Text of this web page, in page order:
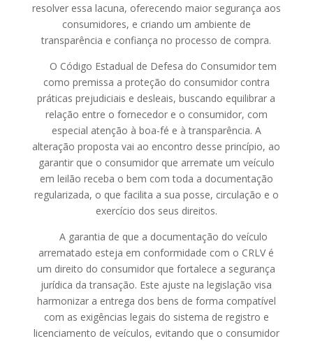
resolver essa lacuna, oferecendo maior segurança aos
consumidores, e criando um ambiente de
transparência e confiança no processo de compra.
O Código Estadual de Defesa do Consumidor tem
como premissa a proteção do consumidor contra
práticas prejudiciais e desleais, buscando equilibrar a
relação entre o fornecedor e o consumidor, com
especial atenção à boa-fé e à transparência. A
alteração proposta vai ao encontro desse princípio, ao
garantir que o consumidor que arremate um veículo
em leilão receba o bem com toda a documentação
regularizada, o que facilita a sua posse, circulação e o
exercício dos seus direitos.
A garantia de que a documentação do veículo
arrematado esteja em conformidade com o CRLV é
um direito do consumidor que fortalece a segurança
jurídica da transação. Este ajuste na legislação visa
harmonizar a entrega dos bens de forma compatível
com as exigências legais do sistema de registro e
licenciamento de veículos, evitando que o consumidor